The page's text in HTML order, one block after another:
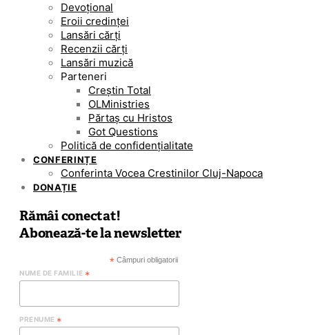
Devoțional
Eroii credinței
Lansări cărți
Recenzii cărți
Lansări muzică
Parteneri
Creștin Total
OLMinistries
Părtaș cu Hristos
Got Questions
Politică de confidențialitate
CONFERINȚE
Conferinta Vocea Crestinilor Cluj-Napoca
DONAȚIE
Rămâi conectat!
Abonează-te la newsletter
* Câmpuri obligatorii
NUME DE FAMILIE *
PRENUME *